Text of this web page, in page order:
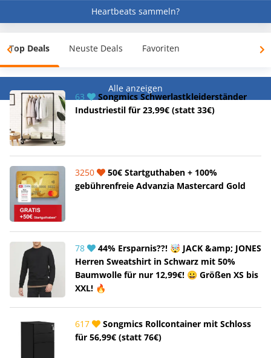
Heartbeats sammeln?
Top Deals Neuste Deals Favoriten
Alle anzeigen
63
Songmics Schwerlastkleiderständer
Industriestil für 23,99€ (statt 33€)
3250
50€ Startguthaben + 100%
gebührenfreie Advanzia Mastercard Gold
78
44% Ersparnis??! 🤯 JACK &amp; JONES
Herren Sweatshirt in Schwarz mit 50%
Baumwolle für nur 12,99€! 😀 Größen XS bis
XXL! 🔥
617
Songmics Rollcontainer mit Schloss
für 56,99€ (statt 76€)